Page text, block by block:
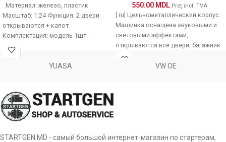
Материал: железо, пластик
Масштаб: 1:24 Функция: 2 двери
открываются + капот
Комплектация: модель 1шт.
Material: fier, plastic Scara: 1:24
550.00 MDL Preț incl. TVA
[:ru] Цельнометаллический корпус.
Машинка оснащена звуковыми и
световыми эффектами,
открываются все двери, багажник
и капот. Представлена в
нескольких ярких цветах.
YUASA VW OE
STARTGEN.MD - самый большой интернет-магазин по стартерам,